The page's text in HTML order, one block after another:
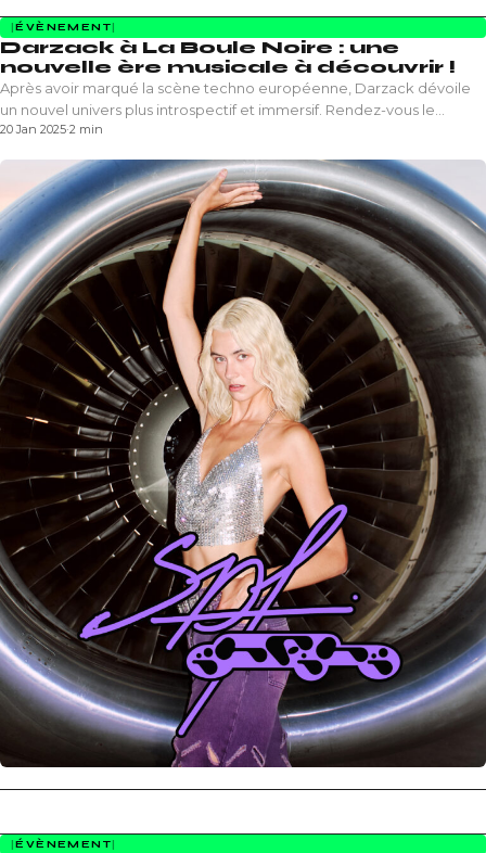
ÉVÈNEMENT
Darzack à La Boule Noire : une
nouvelle ère musicale à découvrir !
Après avoir marqué la scène techno européenne, Darzack dévoile
un nouvel univers plus introspectif et immersif. Rendez-vous le…
20 Jan 2025·2 min
ÉVÈNEMENT